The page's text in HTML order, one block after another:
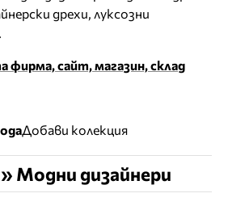
дрехи, луксозни
фирма, сайт, магазин, склад
Добави колекция
Модни дизайнери